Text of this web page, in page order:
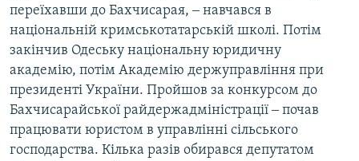
переїхавши до Бахчисарая, ‒ навчався в
національній кримськотатарській школі. Потім
закінчив Одеську національну юридичну
академію, потім Академію держуправління при
президенті України. Пройшов за конкурсом до
Бахчисарайської райдержадміністрації ‒ почав
працювати юристом в управлінні сільського
господарства. Кілька разів обирався депутатом